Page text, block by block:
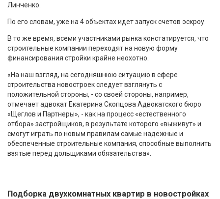
Линченко.
По его словам, уже на 4 объектах идет запуск счетов эскроу.
В то же время, всеми участниками рынка констатируется, что
строительные компании переходят на новую форму
финансирования стройки крайне неохотно.
«На наш взгляд, на сегодняшнюю ситуацию в сфере
строительства новостроек следует взглянуть с
положительной стороны, - со своей стороны, например,
отмечает адвокат Екатерина Скопцова Адвокатского бюро
«Щеглов и Партнеры», - как на процесс «естественного
отбора» застройщиков, в результате которого «выживут» и
смогут играть по новым правилам самые надёжные и
обеспеченные строительные компания, способные выполнить
взятые перед дольщиками обязательства».
Подборка двухкомнатных квартир в новостройках